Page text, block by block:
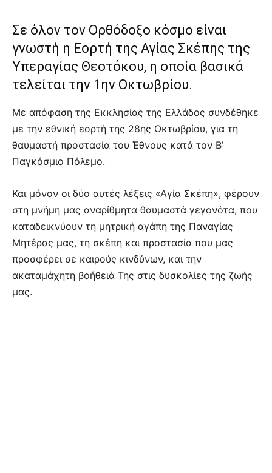
Σε όλον τον Ορθόδοξο κόσμο είναι
γνωστή η Εορτή της Αγίας Σκέπης της
Υπεραγίας Θεοτόκου, η οποία βασικά
τελείται την 1ην Οκτωβρίου.
Με απόφαση της Εκκλησίας της Ελλάδος συνδέθηκε
με την εθνική εορτή της 28ης Οκτωβρίου, για τη
θαυμαστή προστασία του Έθνους κατά τον Β’
Παγκόσμιο Πόλεμο.
Και μόνον οι δύο αυτές λέξεις «Αγία Σκέπη», φέρουν
στη μνήμη μας αναρίθμητα θαυμαστά γεγονότα, που
καταδεικνύουν τη μητρική αγάπη της Παναγίας
Μητέρας μας, τη σκέπη και προστασία που μας
προσφέρει σε καιρούς κινδύνων, και την
ακαταμάχητη βοήθειά Της στις δυσκολίες της ζωής
μας.